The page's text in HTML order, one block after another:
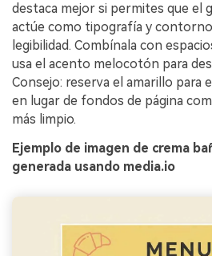
destaca mejor si permites que el
actúe como tipografía y
legibilidad. Combínala con
usa el acento melocotón para
Consejo: reserva el amarillo para
en lugar de fondos de página
más limpio.
Ejemplo de imagen de crema
generada usando media.io